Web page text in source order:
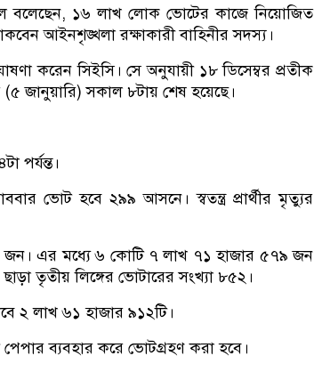
বলেছেন, ১৬ লাখ লোক ভোটের কাজে নিয়োজিত
আইনশৃঙ্খলা রক্ষাকারী বাহিনীর সদস্য।
করেন সিইসি। সে অনুযায়ী ১৮ ডিসেম্বর প্রতীক
(৫ জানুয়ারি) সকাল ৮টায় শেষ হয়েছে।
পর্যন্ত।
ভোট হবে ২৯৯ আসনে। স্বতন্ত্র প্রার্থীর মৃত্যুর
এর মধ্যে ৬ কোটি ৭ লাখ ৭১ হাজার ৫৭৯ জন
তৃতীয় লিঙ্গের ভোটারের সংখ্যা ৮৫২।
২ লাখ ৬১ হাজার ৯১২টি।
ব্যবহার করে ভোটগ্রহণ করা হবে।